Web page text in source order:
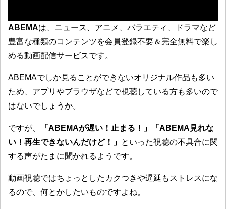
ABEMAは、ニュース、アニメ、バラエティ、ドラマなど
豊富な種類のコンテンツを会員登録不要＆完全無料で楽し
める動画配信サービスです。
ABEMAでしか見ることができないオリジナル作品も多い
ため、アプリやブラウザなどで視聴している方も多いので
はないでしょうか。
ですが、
「ABEMAが遅い！止まる！」「ABEMA見れな
い ！再生できないんだけど！」 といった視聴の不具合に関
する声がたまに聞かれるようです。
動画視聴ではちょっとしたカクつきや遅延もストレスにな
るので、何とかしたいものですよね。